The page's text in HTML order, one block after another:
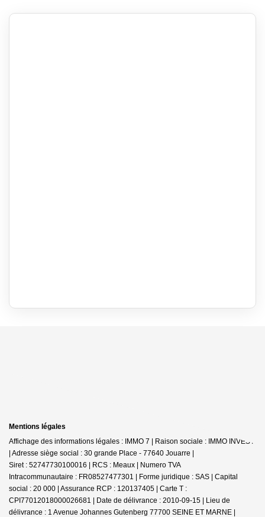
Mentions légales
Affichage des informations légales : IMMO 7 | Raison sociale : IMMO INVEST
| Adresse siège social : 30 grande Place - 77640 Jouarre |
Siret : 52747730100016 | RCS : Meaux | Numero TVA
Intracommunautaire : FR08527477301 | Forme juridique : SAS | Capital
social : 20 000 | Assurance RCP : 120137405 | Carte T :
CPI77012018000026681 | Date de délivrance : 2010-09-15 | Lieu de
délivrance : 1 Avenue Johannes Gutenberg 77700 SEINE ET MARNE |